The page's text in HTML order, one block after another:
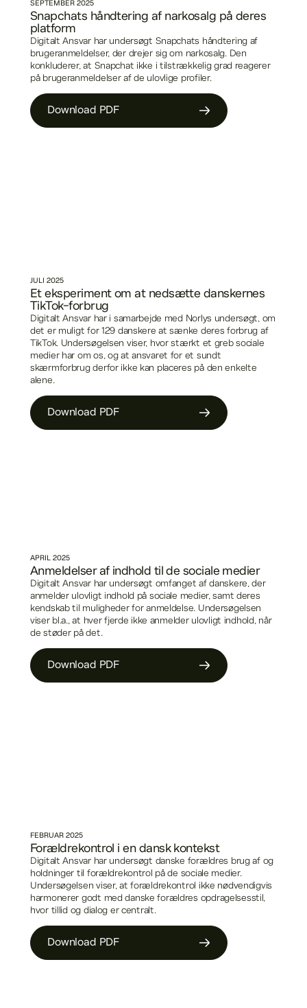
SEPTEMBER 2025
Snapchats håndtering af narkosalg på deres
platform
Digitalt Ansvar har undersøgt Snapchats håndtering af
brugeranmeldelser, der drejer sig om narkosalg. Den
konkluderer, at Snapchat ikke i tilstrækkelig grad reagerer
på brugeranmeldelser af de ulovlige profiler.
Download PDF
JULI 2025
Et eksperiment om at nedsætte danskernes
TikTok-forbrug
Digitalt Ansvar har i samarbejde med Norlys undersøgt, om
det er muligt for 129 danskere at sænke deres forbrug af
TikTok. Undersøgelsen viser, hvor stærkt et greb sociale
medier har om os, og at ansvaret for et sundt
skærmforbrug derfor ikke kan placeres på den enkelte
alene.
Download PDF
APRIL 2025
Anmeldelser af indhold til de sociale medier
Digitalt Ansvar har undersøgt omfanget af danskere, der
anmelder ulovligt indhold på sociale medier, samt deres
kendskab til muligheder for anmeldelse. Undersøgelsen
viser bl.a., at hver fjerde ikke anmelder ulovligt indhold, når
de støder på det.
Download PDF
FEBRUAR 2025
Forældrekontrol i en dansk kontekst
Digitalt Ansvar har undersøgt danske forældres brug af og
holdninger til forældrekontrol på de sociale medier.
Undersøgelsen viser, at forældrekontrol ikke nødvendigvis
harmonerer godt med danske forældres opdragelsesstil,
hvor tillid og dialog er centralt.
Download PDF